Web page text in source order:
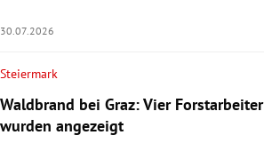
30.07.2026
Steiermark
Waldbrand bei Graz: Vier Forstarbeiter
wurden angezeigt